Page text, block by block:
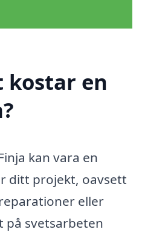
kostar en
kan vara en
ditt projekt, oavsett
eller
på svetsarbeten